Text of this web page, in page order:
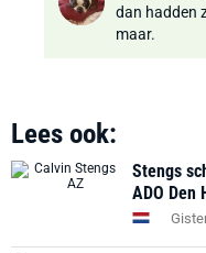
dan hadden
maar.
Lees ook:
Stengs
ADO Den